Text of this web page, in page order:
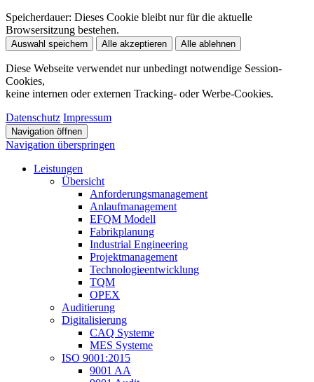
Speicherdauer: Dieses Cookie bleibt nur für die aktuelle
Browsersitzung bestehen.
Auswahl speichern Alle akzeptieren Alle ablehnen
Diese Webseite verwendet nur unbedingt notwendige Session-
Cookies,
keine internen oder externen Tracking- oder Werbe-Cookies.
Datenschutz Impressum
Navigation öffnen
Navigation überspringen
Leistungen
Übersicht
Anforderungsmanagement
Anlaufmanagement
EFQM Modell
Fabrikplanung
Industrial Engineering
Projektmanagement
Technologieentwicklung
TQM
OPEX
Auditierung
Digitalisierung
CAQ Systeme
MES Systeme
ISO 9001:2015
9001 AA